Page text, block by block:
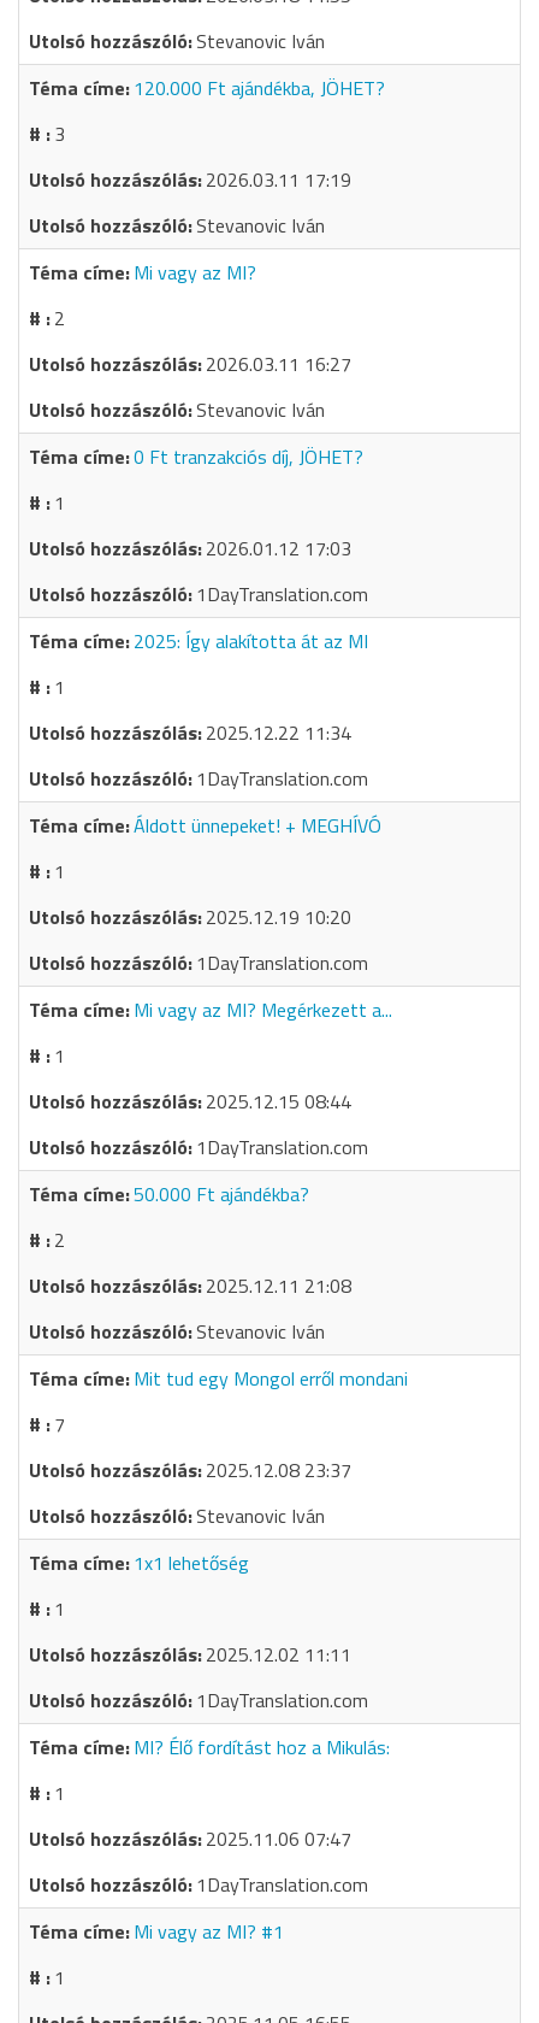
Stevanovic Iván
120.000 Ft ajándékba, JÖHET?
3
2026.03.11 17:19
Stevanovic Iván
Mi vagy az MI?
2
2026.03.11 16:27
Stevanovic Iván
0 Ft tranzakciós díj, JÖHET?
1
2026.01.12 17:03
1DayTranslation.com
2025: Így alakította át az MI
1
2025.12.22 11:34
1DayTranslation.com
Áldott ünnepeket! + MEGHÍVÓ
1
2025.12.19 10:20
1DayTranslation.com
Mi vagy az MI? Megérkezett a...
1
2025.12.15 08:44
1DayTranslation.com
50.000 Ft ajándékba?
2
2025.12.11 21:08
Stevanovic Iván
Mit tud egy Mongol erről mondani
7
2025.12.08 23:37
Stevanovic Iván
1x1 lehetőség
1
2025.12.02 11:11
1DayTranslation.com
MI? Élő fordítást hoz a Mikulás:
1
2025.11.06 07:47
1DayTranslation.com
Mi vagy az MI? #1
1